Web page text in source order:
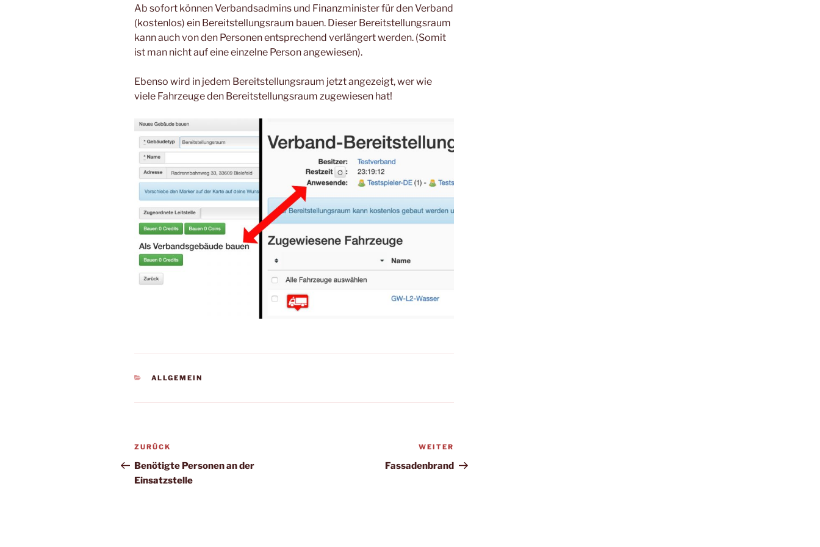
Ab sofort können Verbandsadmins und Finanzminister für den Verband
(kostenlos) ein Bereitstellungsraum bauen. Dieser Bereitstellungsraum
kann auch von den Personen entsprechend verlängert werden. (Somit
ist man nicht auf eine einzelne Person angewiesen).
Ebenso wird in jedem Bereitstellungsraum jetzt angezeigt, wer wie
viele Fahrzeuge den Bereitstellungsraum zugewiesen hat!
KATEGORIEN
ALLGEMEIN
Beitragsnavigation
Vorheriger
Beitrag
ZURÜCK
Benötigte Personen an der
Einsatzstelle
Beitrag
WEITER
Fassadenbrand